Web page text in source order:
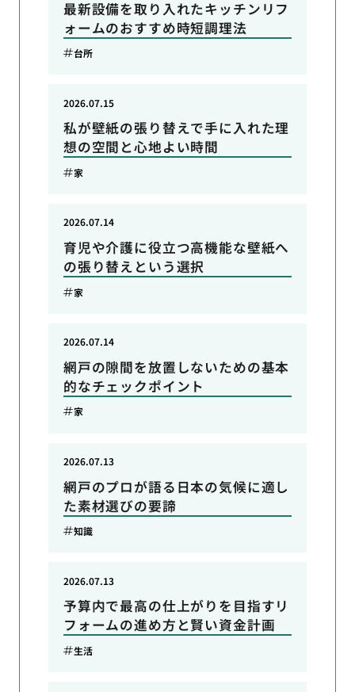
最新設備を取り入れたキッチンリフ
ォームのおすすめ時短調理法
台所
私が壁紙の張り替えで手に入れた理
想の空間と心地よい時間
2026.07.15
家
育児や介護に役立つ高機能な壁紙へ
の張り替えという選択
2026.07.14
家
網戸の隙間を放置しないための基本
的なチェックポイント
2026.07.14
家
網戸のプロが語る日本の気候に適し
た素材選びの要諦
2026.07.13
知識
予算内で最高の仕上がりを目指すリ
フォームの進め方と賢い資金計画
2026.07.13
生活